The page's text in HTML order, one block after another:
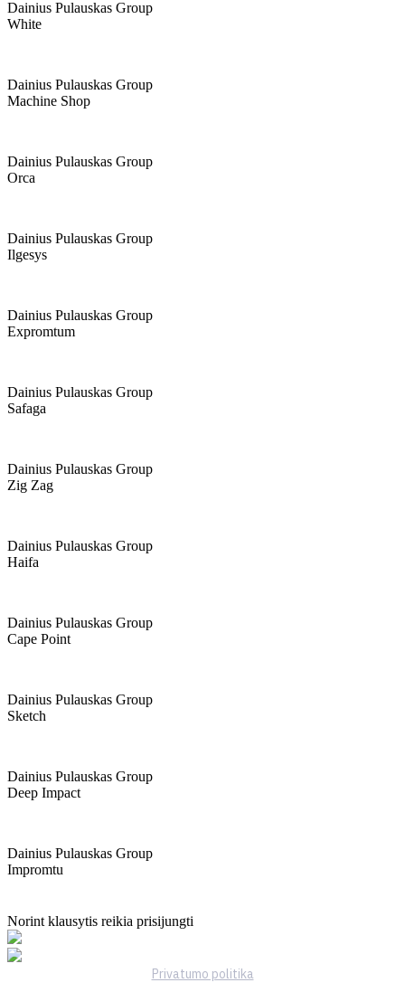
Dainius Pulauskas Group
White
Dainius Pulauskas Group
Machine Shop
Dainius Pulauskas Group
Orca
Dainius Pulauskas Group
Ilgesys
Dainius Pulauskas Group
Expromtum
Dainius Pulauskas Group
Safaga
Dainius Pulauskas Group
Zig Zag
Dainius Pulauskas Group
Haifa
Dainius Pulauskas Group
Cape Point
Dainius Pulauskas Group
Sketch
Dainius Pulauskas Group
Deep Impact
Dainius Pulauskas Group
Impromtu
Norint klausytis reikia prisijungti
Privatumo politika